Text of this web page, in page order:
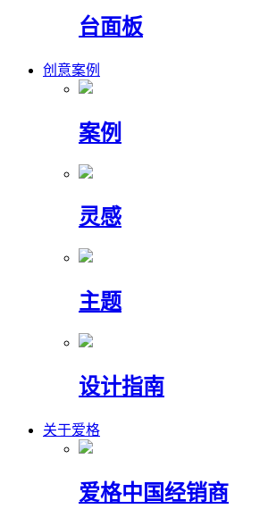
台面板
创意案例
案例
灵感
主题
设计指南
关于爱格
爱格中国经销商